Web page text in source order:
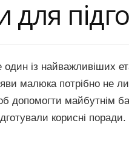
для
із найважливіших
малюка потрібно не
допомогти майбутнім
корисні поради.